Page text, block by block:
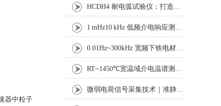
器中粒子
HCDH4 耐电弧试验仪：打造稳定可靠的绝缘电弧测试平台
1 mHz10 kHz 低频介电响应测试：电缆绝缘老化与诊断技术探析
0.01Hz~300kHz 宽频下铁电材料电滞回线与击穿特性测试研究
RT~1450℃宽温域介电温谱测试方案：真空气氛下功能材料电学表征
微弱电荷信号采集技术｜准静态法压电系数准确测试研究